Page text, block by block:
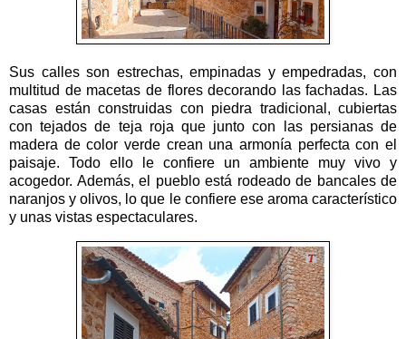
Sus calles son estrechas, empinadas y empedradas, con
multitud de macetas de flores decorando las fachadas. Las
casas están construidas con piedra tradicional, cubiertas
con tejados de teja roja que junto con las persianas de
madera de color verde crean una armonía perfecta con el
paisaje. Todo ello le confiere un ambiente muy vivo y
acogedor. Además, el pueblo está rodeado de bancales de
naranjos y olivos, lo que le confiere ese aroma característico
y unas vistas espectaculares.